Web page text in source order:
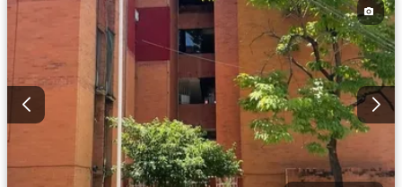
Completamente amueblado